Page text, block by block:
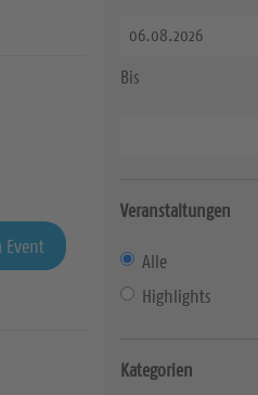
Event
Bis
Veranstaltungen
Alle
Highlights
Kategorien